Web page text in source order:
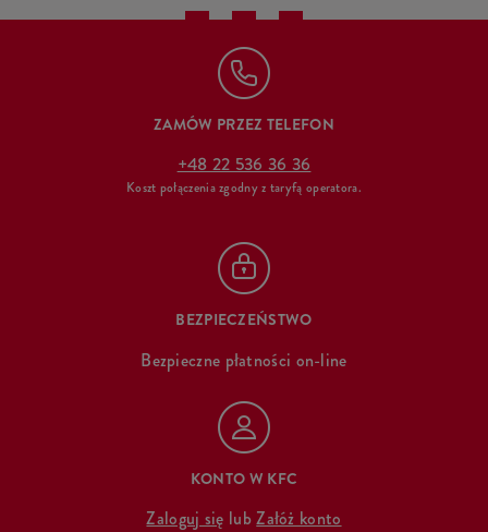
ZAMÓW PRZEZ TELEFON
+48 22 536 36 36
Koszt połączenia zgodny z taryfą operatora.
BEZPIECZEŃSTWO
Bezpieczne płatności on-line
KONTO W KFC
Zaloguj się lubZałóż konto